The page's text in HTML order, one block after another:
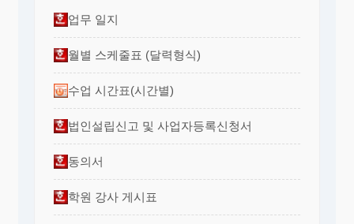
업무 일지
월별 스케줄표 (달력형식)
수업 시간표(시간별)
법인설립신고 및 사업자등록신청서
동의서
학원 강사 게시표